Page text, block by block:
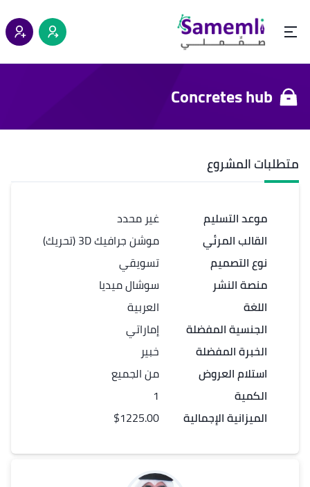
Concretes hub
متطلبات المشروع
موعد التسليم
القالب المرئي
نوع التصميم
منصة النشر
اللغة
الجنسية المفضلة
الخبرة المفضلة
استلام العروض
الكمية
الميزانية الإجمالية
غير محدد
موشن جرافيك 3D (تحريك)
تسويقي
سوشال ميديا
العربية
إماراتي
خبير
من الجميع
1
$1225.00